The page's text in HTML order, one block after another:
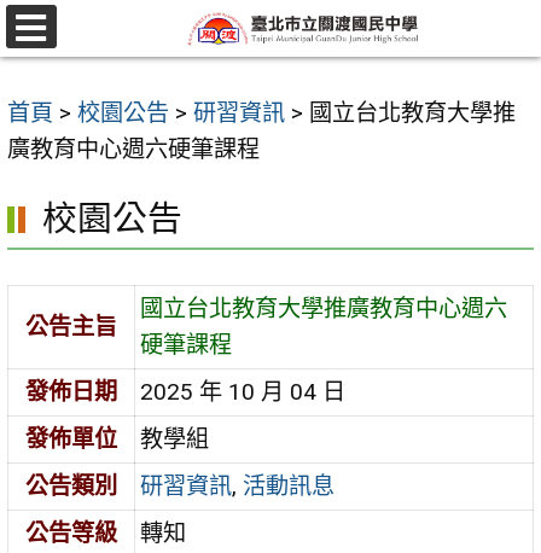
跳
至
要
內
區
選
單
首頁 > 校園公告 > 研習資訊 > 國立台北教育大學推
廣教育中心週六硬筆課程
校園公告
公告主旨
國立台北教育大學推廣教育中心週六
硬筆課程
發佈日期
2025 年 10 月 04 日
發佈單位
教學組
公告類別
研習資訊, 活動訊息
公告等級
轉知